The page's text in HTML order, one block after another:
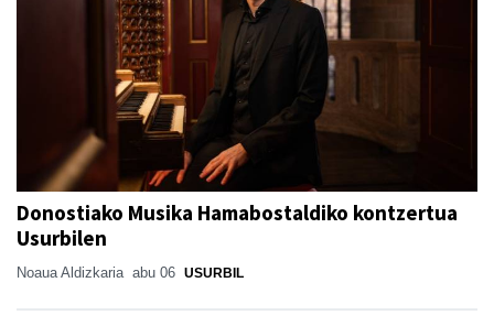
Donostiako Musika Hamabostaldiko kontzertua
Usurbilen
Noaua Aldizkaria abu 06 USURBIL